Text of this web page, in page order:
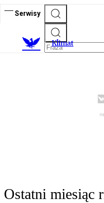
Serwisy
Klimat
Ostatni miesiąc